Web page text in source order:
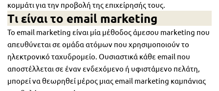
κομμάτι για την προβολή της επιχείρησής τους.
Τι είναι το email marketing
Το email marketing είναι μία μέθοδος άμεσου marketing που
απευθύνεται σε ομάδα ατόμων που χρησιμοποιούν το
ηλεκτρονικό ταχυδρομείο. Ουσιαστικά κάθε email που
αποστέλλεται σε έναν ενδεχόμενο ή υφιστάμενο πελάτη,
μπορεί να θεωρηθεί μέρος μιας email marketing καμπάνιας